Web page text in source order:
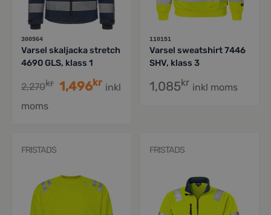
300964
Varsel skaljacka stretch
4690 GLS, klass 1
2,270kr 1,496kr inkl
moms
110151
Varsel sweatshirt 7446
SHV, klass 3
1,085kr inkl moms
FRISTADS FRISTADS